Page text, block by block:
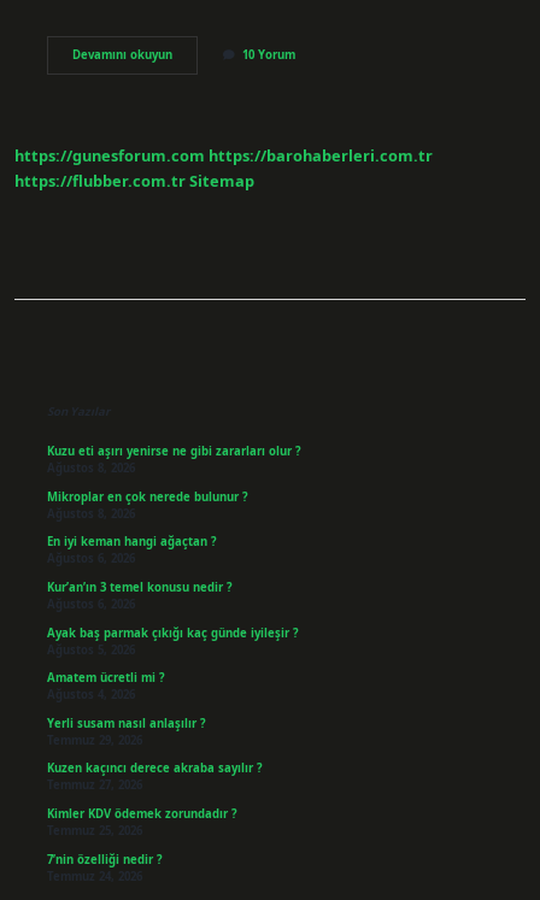
Devamını okuyunŞu
An
10 Yorum
https://gunesforum.com https://barohaberleri.com.tr
https://flubber.com.trSitemap
Son Yazılar
Kuzu eti aşırı yenirse ne gibi zararları olur ?
Ağustos 8, 2026
Mikroplar en çok nerede bulunur ?
Ağustos 8, 2026
En iyi keman hangi ağaçtan ?
Ağustos 6, 2026
Kur’an’ın 3 temel konusu nedir ?
Ağustos 6, 2026
Ayak baş parmak çıkığı kaç günde iyileşir ?
Ağustos 5, 2026
Amatem ücretli mi ?
Ağustos 4, 2026
Yerli susam nasıl anlaşılır ?
Temmuz 29, 2026
Kuzen kaçıncı derece akraba sayılır ?
Temmuz 27, 2026
Kimler KDV ödemek zorundadır ?
Temmuz 25, 2026
7’nin özelliği nedir ?
Temmuz 24, 2026